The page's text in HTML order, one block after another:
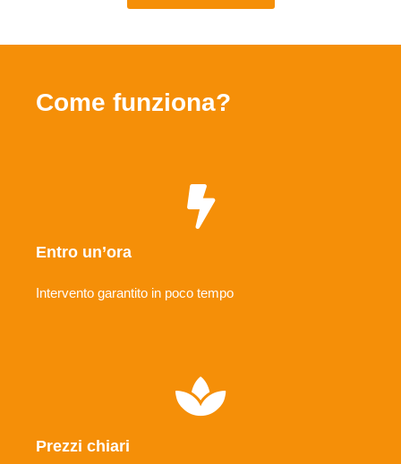
Come funziona?
Entro un’ora
Intervento garantito in poco tempo
Prezzi chiari